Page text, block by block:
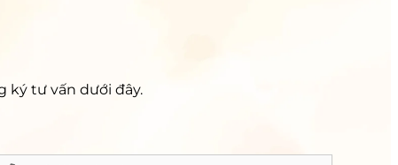
ký tư vấn dưới đây.